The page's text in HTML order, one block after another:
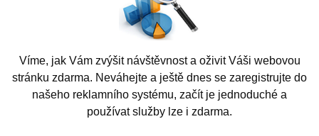
Víme, jak Vám zvýšit návštěvnost a oživit Váši webovou
stránku zdarma. Neváhejte a ještě dnes se zaregistrujte do
našeho reklamního systému, začít je jednoduché a
používat služby lze i zdarma.